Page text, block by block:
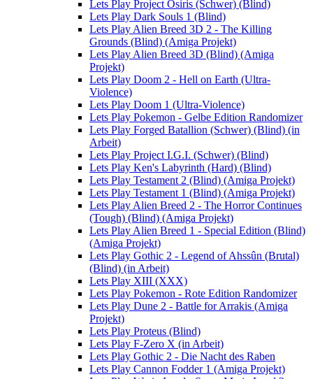
Lets Play Project Osiris (Schwer) (Blind)
Lets Play Dark Souls 1 (Blind)
Lets Play Alien Breed 3D 2 - The Killing
Grounds (Blind) (Amiga Projekt)
Lets Play Alien Breed 3D (Blind) (Amiga
Projekt)
Lets Play Doom 2 - Hell on Earth (Ultra-
Violence)
Lets Play Doom 1 (Ultra-Violence)
Lets Play Pokemon - Gelbe Edition Randomizer
Lets Play Forged Batallion (Schwer) (Blind) (in
Arbeit)
Lets Play Project I.G.I. (Schwer) (Blind)
Lets Play Ken's Labyrinth (Hard) (Blind)
Lets Play Testament 2 (Blind) (Amiga Projekt)
Lets Play Testament 1 (Blind) (Amiga Projekt)
Lets Play Alien Breed 2 - The Horror Continues
(Tough) (Blind) (Amiga Projekt)
Lets Play Alien Breed 1 - Special Edition (Blind)
(Amiga Projekt)
Lets Play Gothic 2 - Legend of Ahssûn (Brutal)
(Blind) (in Arbeit)
Lets Play XIII (XXX)
Lets Play Pokemon - Rote Edition Randomizer
Lets Play Dune 2 - Battle for Arrakis (Amiga
Projekt)
Lets Play Proteus (Blind)
Lets Play F-Zero X (in Arbeit)
Lets Play Gothic 2 - Die Nacht des Raben
Lets Play Cannon Fodder 1 (Amiga Projekt)